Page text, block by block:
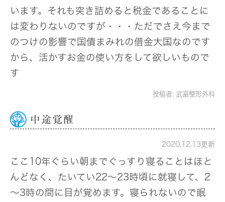
います。それも突き詰めると税金であることに
は変わりないのですが・・・ただでさえ今まで
のつけの影響で国債まみれの借金大国なのです
から、活かすお金の使い方をして欲しいもので
す
投稿者: 武富整形外科
中途覚醒
2020.12.13更新
ここ10年ぐらい朝までぐっすり寝ることはほと
んどなく、たいてい22～23時頃に就寝して、2
～3時の間に目が覚めます。寝られないので眠